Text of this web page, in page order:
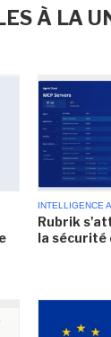
À LA
INTELLIGENCE
Rubrik
la sécurité